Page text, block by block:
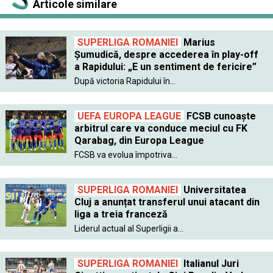
Articole similare
SUPERLIGA ROMANIEI Marius
Șumudică, despre accederea în play-off
a Rapidului: „E un sentiment de fericire”
După victoria Rapidului în...
UEFA EUROPA LEAGUE FCSB cunoaște
arbitrul care va conduce meciul cu FK
Qarabag, din Europa League
FCSB va evolua împotriva...
SUPERLIGA ROMANIEI Universitatea
Cluj a anunțat transferul unui atacant din
liga a treia franceză
Liderul actual al Superligii a...
SUPERLIGA ROMANIEI Italianul Juri